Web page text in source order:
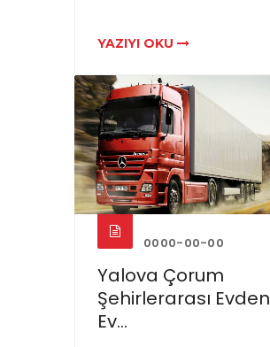
YAZIYI OKU
0000-00-00
Yalova Çorum
Şehirlerarası Evden
Ev...